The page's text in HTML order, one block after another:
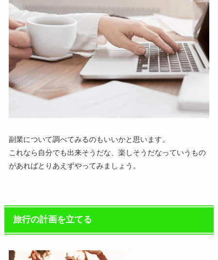
副業について調べてみるのもいいかと思います。
これなら自分でも出来そうだな、楽しそうだなっていうもの
があればとりあえずやってみましょう。
旅行の計画を立てる